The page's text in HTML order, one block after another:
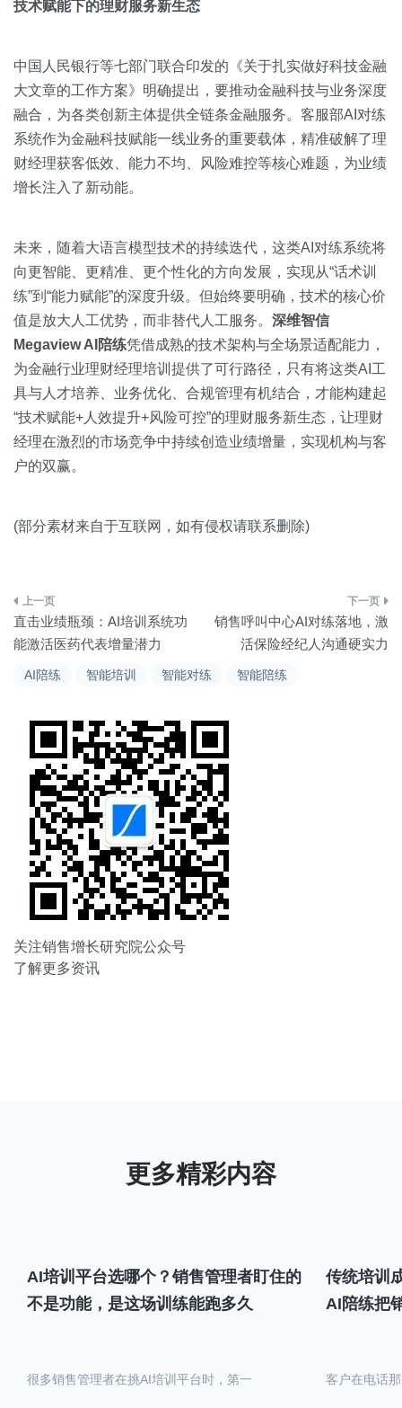
AI陪练 智能培训 智能对练 智能陪练
技术赋能下的理财服务新生态
中国人民银行等七部门联合印发的《关于扎实做好科技金融
大文章的工作方案》明确提出，要推动金融科技与业务深度
融合，为各类创新主体提供全链条金融服务。客服部AI对练
系统作为金融科技赋能一线业务的重要载体，精准破解了理
财经理获客低效、能力不均、风险难控等核心难题，为业绩
增长注入了新动能。
未来，随着大语言模型技术的持续迭代，这类AI对练系统将
向更智能、更精准、更个性化的方向发展，实现从“话术训
练”到“能力赋能”的深度升级。但始终要明确，技术的核心价
值是放大人工优势，而非替代人工服务。 深维智信
Megaview AI陪练凭借成熟的技术架构与全场景适配能力，
为金融行业理财经理培训提供了可行路径，只有将这类AI工
具与人才培养、业务优化、合规管理有机结合，才能构建起
“技术赋能+人效提升+风险可控”的理财服务新生态，让理财
经理在激烈的市场竞争中持续创造业绩增量，实现机构与客
户的双赢。
(部分素材来自于互联网，如有侵权请联系删除)
文
章
导
航
直击业绩瓶颈：AI培训系统功
能激活医药代表增量潜力
销售呼叫中心AI对练落地，激
活保险经纪人沟通硬实力
关注销售增长研究院公众号
了解更多资讯
AI培训平台选哪个？销售管理者盯住的
不是功能，是这场训练能跑多久
很多销售管理者在挑AI培训平台时，第一
传统培训
AI陪练把
客户在电话